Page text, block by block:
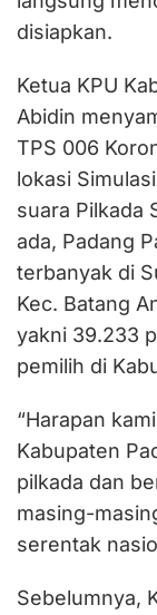
disiapkan.
Ketua KPU
Abidin
TPS 006
lokasi
suara Pilkada
ada, Padang
terbanyak di
Kec. Batang
yakni 39.233
pemilih di
“Harapan
Kabupaten
pilkada dan
masing-
serentak
Sebelumnya,